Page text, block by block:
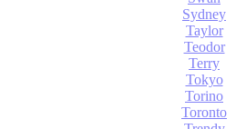
Sydney
Taylor
Teodor
Terry
Tokyo
Torino
Toronto